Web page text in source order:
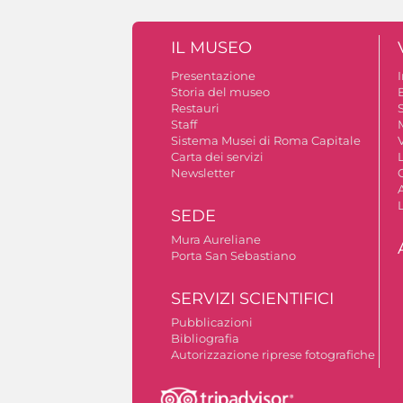
IL MUSEO
Presentazione
Storia del museo
Restauri
Staff
Sistema Musei di Roma Capitale
Carta dei servizi
Newsletter
SEDE
Mura Aureliane
Porta San Sebastiano
SERVIZI SCIENTIFICI
Pubblicazioni
Bibliografia
Autorizzazione riprese fotografiche